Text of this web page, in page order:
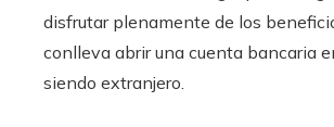
disfrutar plenamente de los
conlleva abrir una cuenta bancaria
siendo extranjero.